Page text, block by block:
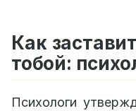
Как
тобой:
Психологи